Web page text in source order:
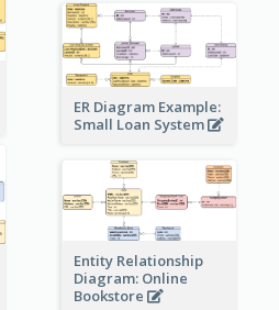
ER Diagram Example:
Small Loan System
Entity Relationship
Diagram: Online
Bookstore